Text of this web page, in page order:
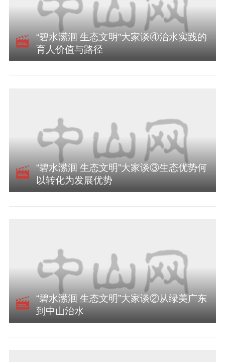
“碧水潆洄 生态文明”大家谈④治水实践的
育人价值与路径
“碧水潆洄 生态文明”大家谈③生态优势何
以转化为发展优势
“碧水潆洄 生态文明”大家谈②从绿美广东
到中山治水